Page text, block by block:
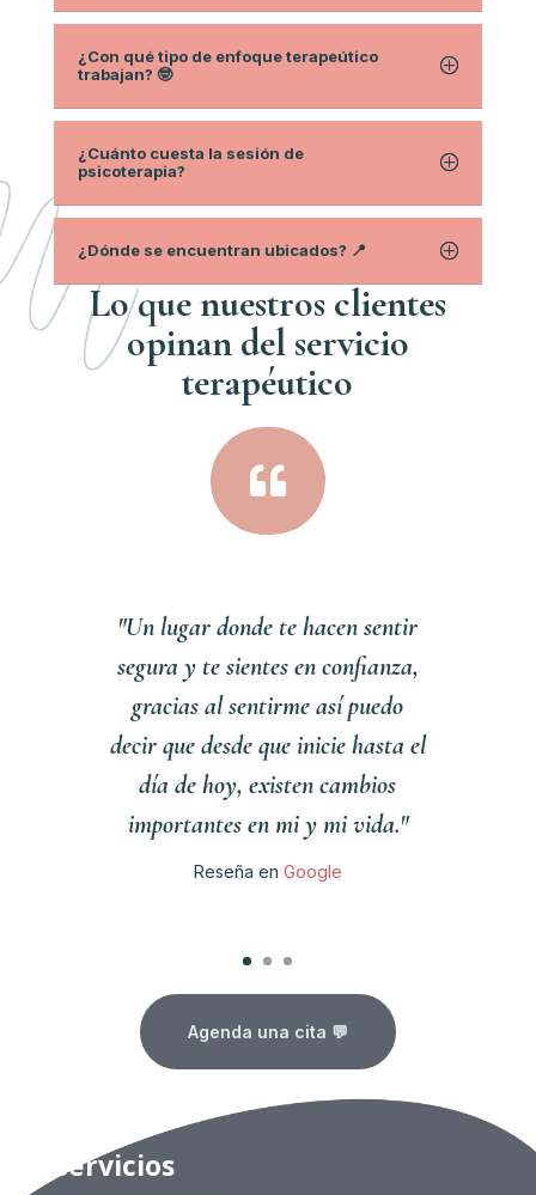
¿Con qué tipo de enfoque terapeútico
trabajan? 🤓
¿Cuánto cuesta la sesión de
psicoterapia?
¿Dónde se encuentran ubicados? 📍
Lo que nuestros clientes
opinan del servicio
terapéutico

"Un lugar donde te hacen sentir
segura y te sientes en confianza,
gracias al sentirme así puedo
decir que desde que inicie hasta el
día de hoy, existen cambios
importantes en mi y mi vida."
Reseña en Google
Agenda una cita 💬
Servicios